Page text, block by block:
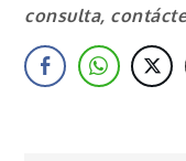
consulta,